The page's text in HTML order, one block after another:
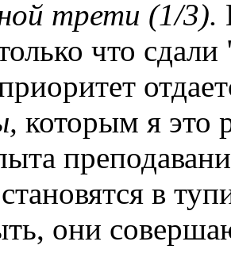
трети (1/3).
что
которым я это
в
они